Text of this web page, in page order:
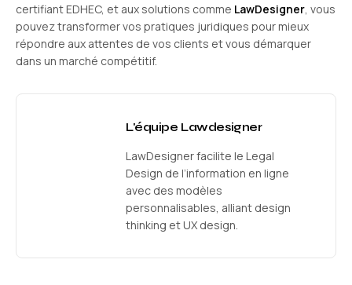
certifiant EDHEC, et aux solutions comme LawDesigner, vous
pouvez transformer vos pratiques juridiques pour mieux
répondre aux attentes de vos clients et vous démarquer
dans un marché compétitif.
L'équipe Lawdesigner
LawDesigner facilite le Legal
Design de l’information en ligne
avec des modèles
personnalisables, alliant design
thinking et UX design.